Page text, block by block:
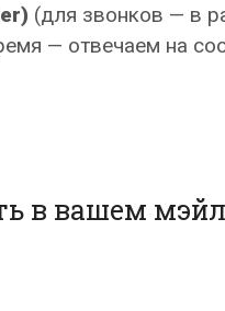
(для звонков — в
— отвечаем на
в вашем